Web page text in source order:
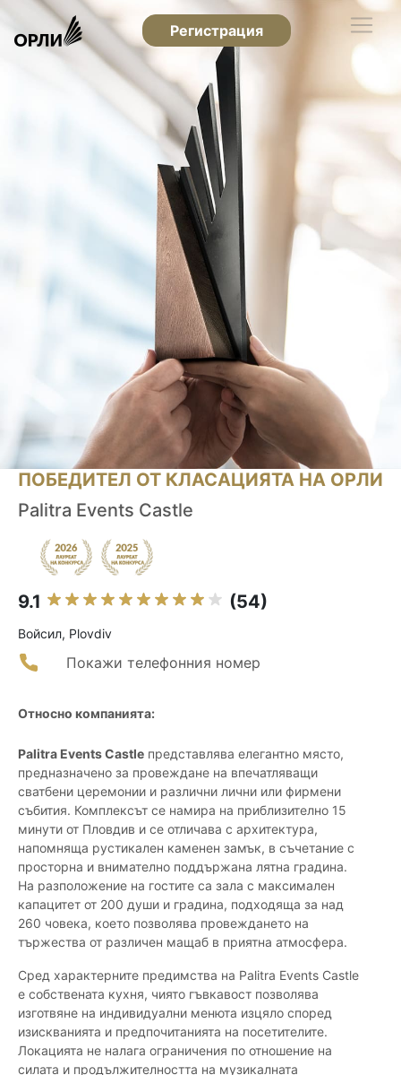
Регистрация
ПОБЕДИТЕЛ ОТ КЛАСАЦИЯТА НА ОРЛИ
Palitra Events Castle
9.1 (54)
Войсил, Plovdiv
Покажи телефонния номер
Относно компанията:
Palitra Events Castle представлява елегантно място,
предназначено за провеждане на впечатляващи
сватбени церемонии и различни лични или фирмени
събития. Комплексът се намира на приблизително 15
минути от Пловдив и се отличава с архитектура,
напомняща рустикален каменен замък, в съчетание с
просторна и внимателно поддържана лятна градина.
На разположение на гостите са зала с максимален
капацитет от 200 души и градина, подходяща за над
260 човека, което позволява провеждането на
тържества от различен мащаб в приятна атмосфера.
Сред характерните предимства на Palitra Events Castle
е собствената кухня, чиято гъвкавост позволява
изготвяне на индивидуални менюта изцяло според
изискванията и предпочитанията на посетителите.
Локацията не налага ограничения по отношение на
силата и продължителността на музикалната